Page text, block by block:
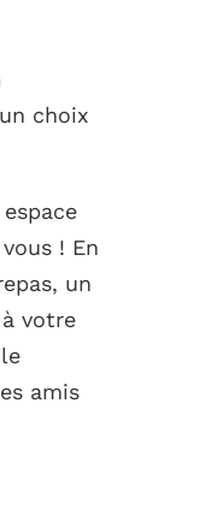
choix
! En
un
votre
amis